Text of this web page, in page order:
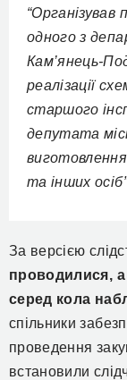
одного з
Кам’янець-
реалізації
старшого
депутата
та інших
За версією
проводилися, а
серед кола
спільники
проведення
встановили